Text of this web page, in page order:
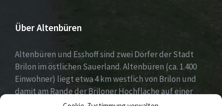
Über Altenbüren
Altenbüren und Esshoff sind zwei Dörfer der Stadt
Brilon im östlichen Sauerland. Altenbüren (ca. 1.400
Einwohner) liegt etwa 4 km westlich von Brilon und
damit am Rande der Briloner Hochfläche auf einer
Höhe von etwa 464 m ü. NN. Esshoff (ca. 80 Einwohner)